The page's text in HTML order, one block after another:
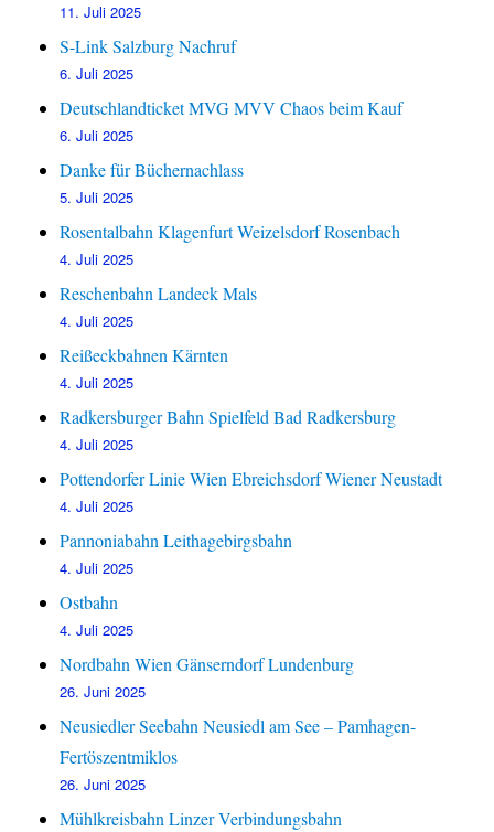
11. Juli 2025
S-Link Salzburg Nachruf
6. Juli 2025
Deutschlandticket MVG MVV Chaos beim Kauf
6. Juli 2025
Danke für Büchernachlass
5. Juli 2025
Rosentalbahn Klagenfurt Weizelsdorf Rosenbach
4. Juli 2025
Reschenbahn Landeck Mals
4. Juli 2025
Reißeckbahnen Kärnten
4. Juli 2025
Radkersburger Bahn Spielfeld Bad Radkersburg
4. Juli 2025
Pottendorfer Linie Wien Ebreichsdorf Wiener Neustadt
4. Juli 2025
Pannoniabahn Leithagebirgsbahn
4. Juli 2025
Ostbahn
4. Juli 2025
Nordbahn Wien Gänserndorf Lundenburg
26. Juni 2025
Neusiedler Seebahn Neusiedl am See – Pamhagen-
Fertöszentmiklos
26. Juni 2025
Mühlkreisbahn Linzer Verbindungsbahn